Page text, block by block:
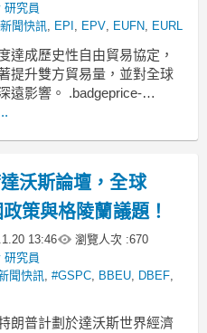
研究員
聞快訊, EPI , EPV, EUFN, EURL
達成歷史性自由貿易協定，
提升雙方貿易量，並對全球
遠影響。 .badgeprice-
!important;
沃斯論壇，全球
策與格陵蘭議題！
13:46 瀏覽人次 :670
研究員
聞快訊, #GSPC, BBEU, DBEF,
朗普計劃於達沃斯世界經濟